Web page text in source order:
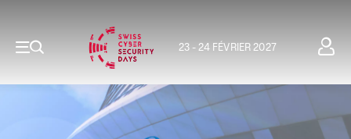
23 - 24 FÉVRIER 2027